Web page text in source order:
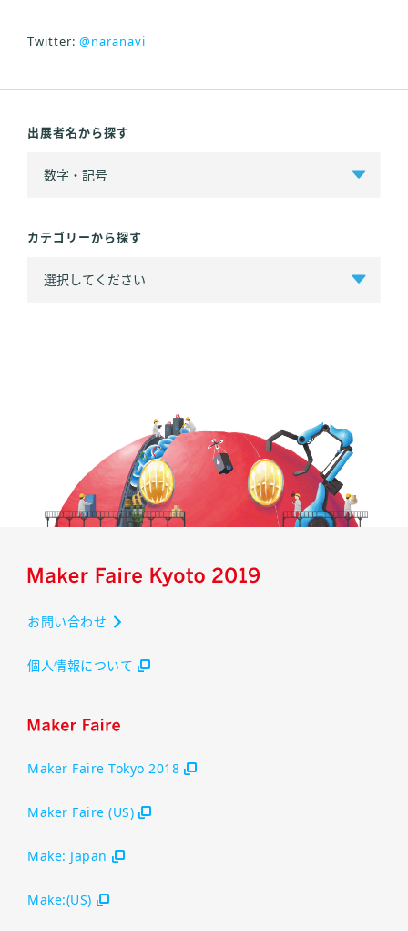
Twitter: @naranavi
出展者名から探す
カテゴリーから探す
お問い合わせ
個人情報について
Maker Faire Tokyo 2018
Maker Faire (US)
Make: Japan
Make:(US)